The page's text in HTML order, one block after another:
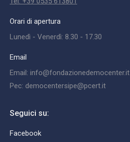
Orari di apertura
Lunedì - Venerdì: 8.30 - 17.30
Email
Email: info@fondazionedemocenter.it
Pec: democentersipe@pcert.it
Seguici su:
Facebook